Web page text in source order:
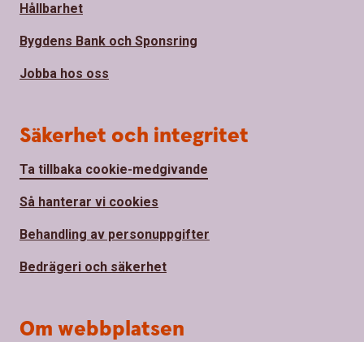
Hållbarhet
Bygdens Bank och Sponsring
Jobba hos oss
Säkerhet och integritet
Ta tillbaka cookie-medgivande
Så hanterar vi cookies
Behandling av personuppgifter
Bedrägeri och säkerhet
Om webbplatsen